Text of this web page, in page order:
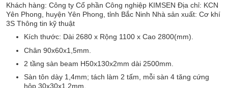
Khách hàng: Công ty Cổ phần Công nghiệp KIMSEN Địa chỉ: KCN
Yên Phong, huyện Yên Phong, tỉnh Bắc Ninh Nhà sản xuất: Cơ khí
3S Thông tin kỹ thuật
Kích thước: Dài 2680 x Rộng 1100 x Cao 2800(mm).
Chân 90x60x1,5mm.
2 tầng sàn beam H50x130x2mm dài 2500mm.
Sàn tôn dày 1,4mm; tách làm 2 tấm, mỗi sàn 4 tăng cứng
hộp 30x30x1,2mm.